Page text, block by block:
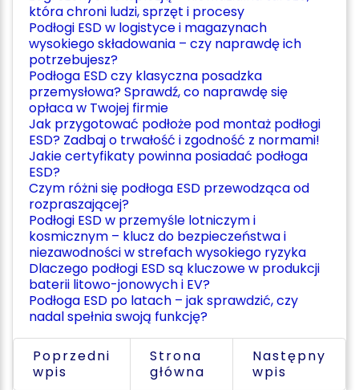
która chroni ludzi, sprzęt i procesy
Podłogi ESD w logistyce i magazynach
wysokiego składowania – czy naprawdę ich
potrzebujesz?
Podłoga ESD czy klasyczna posadzka
przemysłowa? Sprawdź, co naprawdę się
opłaca w Twojej firmie
Jak przygotować podłoże pod montaż podłogi
ESD? Zadbaj o trwałość i zgodność z normami!
Jakie certyfikaty powinna posiadać podłoga
ESD?
Czym różni się podłoga ESD przewodząca od
rozpraszającej?
Podłogi ESD w przemyśle lotniczym i
kosmicznym – klucz do bezpieczeństwa i
niezawodności w strefach wysokiego ryzyka
Dlaczego podłogi ESD są kluczowe w produkcji
baterii litowo-jonowych i EV?
Podłoga ESD po latach – jak sprawdzić, czy
nadal spełnia swoją funkcję?
Poprzedni
wpis
Strona
główna
Następny
wpis